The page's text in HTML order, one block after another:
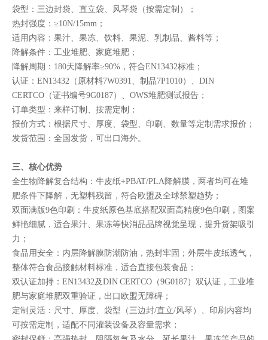
袋型：三边封袋、直立袋、风琴袋（按需定制）；
热封强度：≥10N/15mm；
适用内容：果汁、果冻、饮料、果泥、乳制品、酱料等；
降解条件：工业堆肥、家庭堆肥；
降解周期：180天降解率≥90%，符合EN13432标准；
认证：EN13432（原材料7W0391、制品7P1010）、DIN
CERTCO（证书编号9G0187）、OWS堆肥测试报告；
订单类型：来样订制、按需定制；
报价方式：根据尺寸、厚度、袋型、印刷、数量等定制需求报价；
发货范围：全国发货，可出口海外。
三、核心优势
全生物降解复合结构：牛皮纸+PBAT/PLA降解膜，两者均可在堆
肥条件下降解，无塑料残留，符合欧盟及全球禁塑趋势；
双面满版9色印刷：牛皮纸原色基底搭配双面高精度9色印刷，图案
鲜艳细腻，适合果汁、果冻等快消品品牌视觉呈现，提升货架吸引
力；
食品用安全：内层降解膜防潮防油，热封牢固；外层牛皮纸透气，
整体符合食品接触材料标准，适合直接包装食品；
双认证加持：EN13432及DIN CERTCO（9G0187）双认证，工业堆
肥与家庭堆肥双重验证，出口欧盟无障碍；
定制灵活：尺寸、厚度、袋型（三边封/直立/风琴）、印刷内容均
可按需定制，适配不同灌装设备及容量需求；